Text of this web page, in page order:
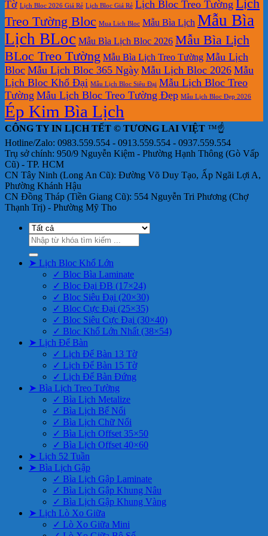
Tờ Lịch Bloc 2026 Giá Rẻ Lịch Bloc Giá Rẻ Lịch Bloc Treo Tường Lịch
Treo Tường Bloc Mua Lich Bloc Mẫu Bìa Lịch Mẫu Bìa
Lịch BLoc Mẫu Bìa Lịch Bloc 2026 Mẫu Bìa Lịch
BLoc Treo Tường Mẫu Bìa Lịch Treo Tường Mẫu Lịch
Bloc Mẫu Lịch Bloc 365 Ngày Mẫu Lịch Bloc 2026 Mẫu
Lịch Bloc Khổ Đại Mẫu Lịch Bloc Siêu Đại Mẫu Lịch Bloc Treo
Tường Mẫu Lịch Bloc Treo Tường Đẹp Mẫu Lịch Bloc Đẹp 2026
Ép Kim Bìa Lịch
CÔNG TY IN LỊCH TẾT © TƯƠNG LAI VIỆT ™☝️
Hotline/Zalo: 0983.559.554 - 0913.559.554 - 0937.559.554
Trụ sở chính: 950/9 Nguyễn Kiệm - Phường Hạnh Thông (Gò Vấp
Cũ) - TP. HCM
CN Tây Ninh (Long An Cũ): Đường Võ Duy Tạo, Ấp Ngãi Lợi A,
Phường Khánh Hậu
CN Đồng Tháp (Tiền Giang Cũ): 554 Nguyễn Tri Phương (Chợ
Thạnh Trị) - Phường Mỹ Tho
Tìm
kiếm:
➤ Lịch Bloc Khổ Lớn
✓ Bloc Bìa Laminate
✓ Bloc Đại ĐB (17×24)
✓ Bloc Siêu Đại (20×30)
✓ Bloc Cực Đại (25×35)
✓ Bloc Siêu Cực Đại (30×40)
✓ Bloc Khổ Lớn Nhất (38×54)
➤ Lịch Để Bàn
✓ Lịch Để Bàn 13 Tờ
✓ Lịch Để Bàn 15 Tờ
✓ Lịch Để Bàn Đứng
➤ Bìa Lịch Treo Tường
✓ Bìa Lịch Metalize
✓ Bìa Lịch Bế Nổi
✓ Bìa Lịch Chữ Nổi
✓ Bìa Lịch Offset 35×50
✓ Bìa Lịch Offset 40×60
➤ Lịch 52 Tuần
➤ Bìa Lịch Gập
✓ Bìa Lịch Gập Laminate
✓ Bìa Lịch Gập Khung Nâu
✓ Bìa Lịch Gập Khung Vàng
➤ Lịch Lò Xo Giữa
✓ Lò Xo Giữa Mini